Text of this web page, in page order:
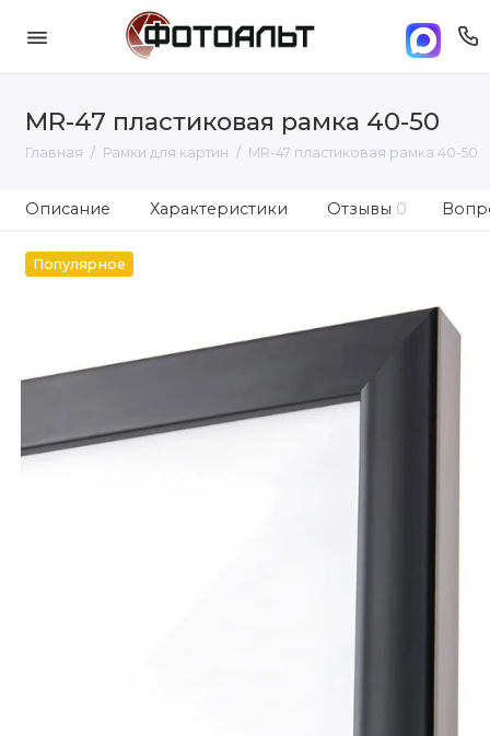
MR-47 пластиковая рамка 40-50
Главная Рамки для картин MR-47 пластиковая рамка 40-50
Описание Характеристики Отзывы 0
Популярное